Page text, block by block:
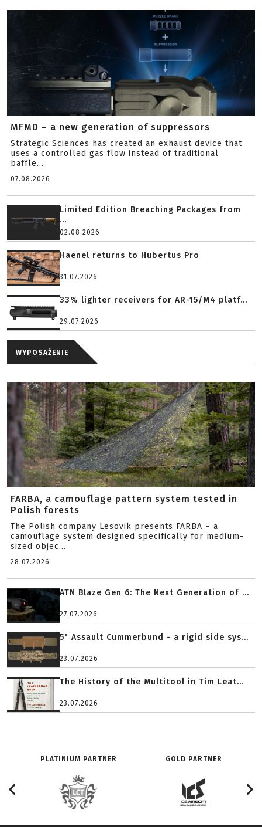
MFMD – a new generation of suppressors
Strategic Sciences has created an exhaust device that
uses a controlled gas flow instead of traditional
baffle...
07.08.2026
Limited Edition Breaching Packages from
...
02.08.2026
Haenel returns to Hubertus Pro
31.07.2026
33% lighter receivers for AR-15/M4 platf...
29.07.2026
WYPOSAŻENIE
FARBA, a camouflage pattern system tested in
Polish forests
The Polish company Lesovik presents FARBA – a
camouflage system designed specifically for medium-
sized objec...
28.07.2026
ATN Blaze Gen 6: The Next Generation of ...
27.07.2026
5" Assault Cummerbund - a rigid side sys...
23.07.2026
The History of the Multitool in Tim Leat...
23.07.2026
PLATINIUM PARTNER GOLD PARTNER